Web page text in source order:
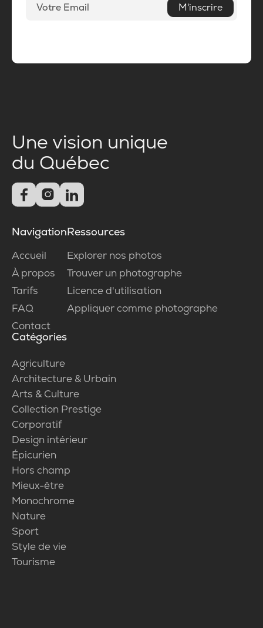
M'inscrire
Une vision unique
du Québec
  
Navigation
Accueil
À propos
Tarifs
FAQ
Contact
Ressources
Explorer nos photos
Trouver un photographe
Licence d'utilisation
Appliquer comme photographe
Catégories
Agriculture
Architecture & Urbain
Arts & Culture
Collection Prestige
Corporatif
Design intérieur
Épicurien
Hors champ
Mieux-être
Monochrome
Nature
Sport
Style de vie
Tourisme